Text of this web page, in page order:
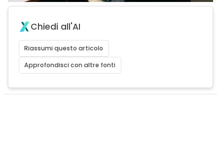
Chiedi all'AI
Riassumi questo articolo
Approfondisci con altre fonti